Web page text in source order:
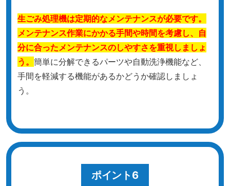
生ごみ処理機は定期的なメンテナンスが必要です。
メンテナンス作業にかかる手間や時間を考慮し、自
分に合ったメンテナンスのしやすさを重視しましょ
う。 簡単に分解できるパーツや自動洗浄機能など、
手間を軽減する機能があるかどうか確認しましょ
う。
ポイント6